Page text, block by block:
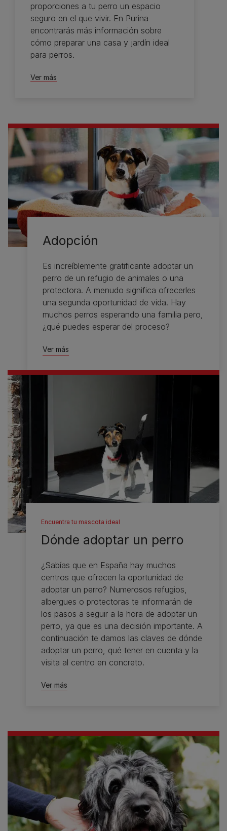
proporciones a tu perro un espacio
seguro en el que vivir. En Purina
encontrarás más información sobre
cómo preparar una casa y jardín ideal
para perros.
Ver más
Adopción
Es increíblemente gratificante adoptar un
perro de un refugio de animales o una
protectora. A menudo significa ofrecerles
una segunda oportunidad de vida. Hay
muchos perros esperando una familia pero,
¿qué puedes esperar del proceso?
Ver más
Encuentra tu mascota ideal
Dónde adoptar un perro
¿Sabías que en España hay muchos
centros que ofrecen la oportunidad de
adoptar un perro? Numerosos refugios,
albergues o protectoras te informarán de
los pasos a seguir a la hora de adoptar un
perro, ya que es una decisión importante. A
continuación te damos las claves de dónde
adoptar un perro, qué tener en cuenta y la
visita al centro en concreto.
Ver más